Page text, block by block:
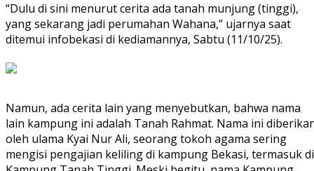
“Dulu di sini menurut cerita ada tanah munjung (tinggi),
yang sekarang jadi perumahan Wahana,” ujarnya saat
ditemui infobekasi di kediamannya, Sabtu (11/10/25).
Namun, ada cerita lain yang menyebutkan, bahwa nama
lain kampung ini adalah Tanah Rahmat. Nama ini
oleh ulama Kyai Nur Ali, seorang tokoh agama sering
mengisi pengajian keliling di kampung Bekasi, termasuk di